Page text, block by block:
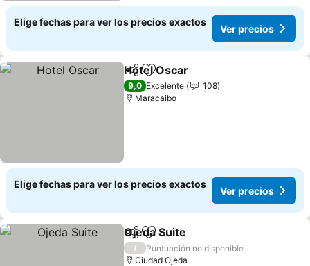
Elige fechas para ver los precios exactos
Ver precios
CompartirAgregar a favoritos
Hotel Oscar
9,0 Excelente
108
Maracaibo
Elige fechas para ver los precios exactos
Ver precios
CompartirAgregar a favoritos
Ojeda Suite
/
Puntuación no disponible
Ciudad Ojeda